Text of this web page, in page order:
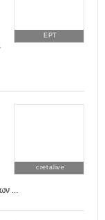
ΕΡΤ
cretalive
...